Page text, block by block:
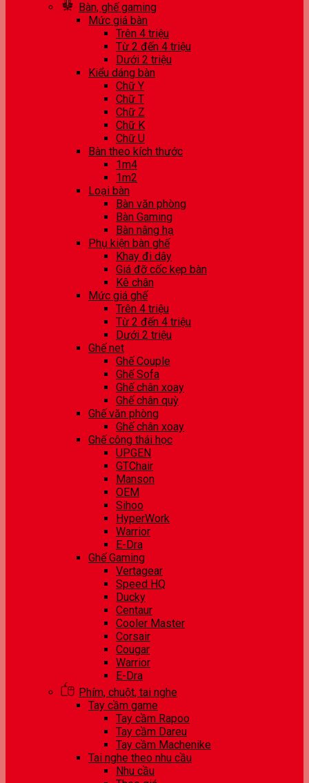
Bàn, ghế gaming
Mức giá bàn
Trên 4 triệu
Từ 2 đến 4 triệu
Dưới 2 triệu
Kiểu dáng bàn
Chữ Y
Chữ T
Chữ Z
Chữ K
Chữ U
Bàn theo kích thước
1m4
1m2
Loại bàn
Bàn văn phòng
Bàn Gaming
Bàn nâng hạ
Phụ kiện bàn ghế
Khay đi dây
Giá đỡ cốc kẹp bàn
Kê chân
Mức giá ghế
Trên 4 triệu
Từ 2 đến 4 triệu
Dưới 2 triệu
Ghế net
Ghế Couple
Ghế Sofa
Ghế chân xoay
Ghế chân quỳ
Ghế văn phòng
Ghế chân xoay
Ghế công thái học
UPGEN
GTChair
Manson
OEM
Sihoo
HyperWork
Warrior
E-Dra
Ghế Gaming
Vertagear
Speed HQ
Ducky
Centaur
Cooler Master
Corsair
Cougar
Warrior
E-Dra
Phím, chuột, tai nghe
Tay cầm game
Tay cầm Rapoo
Tay cầm Dareu
Tay cầm Machenike
Tai nghe theo nhu cầu
Nhu cầu